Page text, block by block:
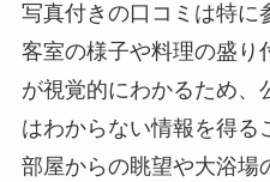
写真付きの口コミは特に
客室の様子や料理の盛り
が視覚的にわかるため、
はわからない情報を得る
部屋からの眺望や大浴場